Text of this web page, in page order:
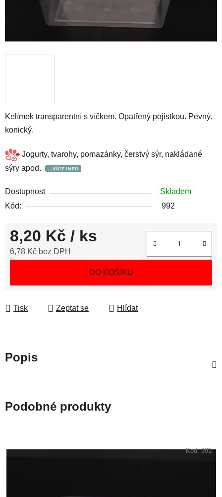
Kelímek transparentní s víčkem. Opatřený pojistkou. Pevný,
konický.
Jogurty, tvarohy, pomazánky, čerstvý sýr, nakládané
sýry apod.
Dostupnost
Skladem
Kód:
992
8,20 Kč / ks
6,78 Kč bez DPH
DO KOŠÍKU
Tisk Zeptat se Hlídat
Popis
Podobné produkty
Kód:991